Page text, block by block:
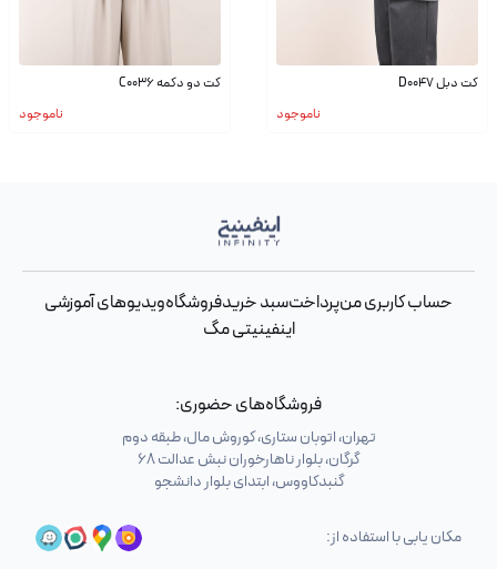
کت دبل D0047
ناموجود
کت دو دکمه C0036
ناموجود
حساب کاربری منپرداختسبد خریدفروشگاهویدیوهای آموزشی
اینفینیتی مگ
فروشگاه‌های حضوری:
تهران، اتوبان ستاری، کوروش مال، طبقه دوم
گرگان، بلوار ناهارخوران نبش عدالت 68
گنبدکاووس، ابتدای بلوار دانشجو
مکان یابی با استفاده از: